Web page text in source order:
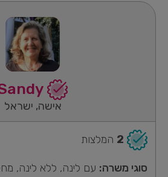
אישה, ישראל
2 המלצות
סוגי משרה: עם לינה, ללא לינה,